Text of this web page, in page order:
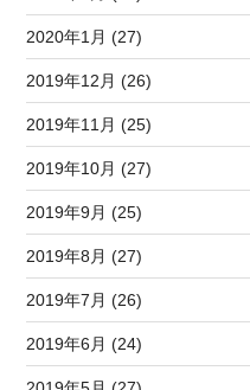
2020年1月 (27)
2019年12月 (26)
2019年11月 (25)
2019年10月 (27)
2019年9月 (25)
2019年8月 (27)
2019年7月 (26)
2019年6月 (24)